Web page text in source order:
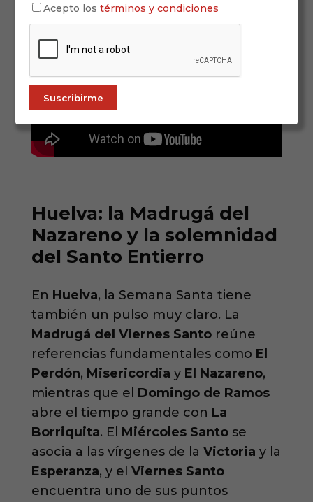
Huelva: la Madrugá del
Nazareno y la solemnidad
del Santo Entierro
En Huelva, la Semana Santa tiene
también un pulso muy claro. La
Madrugá del Viernes Santoreúne
referencias fundamentales como El
Perdón, Misericordia y El Nazareno,
mientras que el Domingo de Ramos
abre el tiempo grande con La
Borriquita. El Miércoles Santose
asocia a las vírgenes de la Victoria y la
Esperanza, y el Viernes Santo
encuentra uno de sus puntos
Acepto lostérminos y condiciones